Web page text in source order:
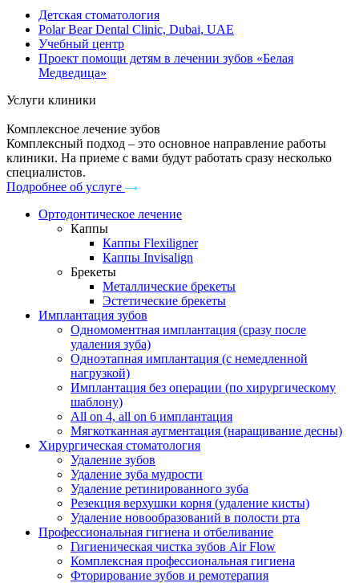
Детская стоматология
Polar Bear Dental Clinic, Dubai, UAE
Учебный центр
Проект помощи детям в лечении зубов «Белая
Медведица»
Услуги клиники
Комплексное лечение зубов
Комплексный подход – это основное направление работы
клиники. На приеме с вами будут работать сразу несколько
специалистов.
Подробнее об услуге
Ортодонтическое лечение
Каппы
Каппы Flexiligner
Каппы Invisalign
Брекеты
Металлические брекеты
Эстетические брекеты
Имплантация зубов
Одномоментная имплантация (сразу после
удаления зуба)
Одноэтапная имплантация (с немедленной
нагрузкой)
Имплантация без операции (по хирургическому
шаблону)
All on 4, all on 6 имплантация
Мягкотканная аугментация (наращивание десны)
Хирургическая стоматология
Удаление зубов
Удаление зуба мудрости
Удаление ретинированного зуба
Резекция верхушки корня (удаление кисты)
Удаление новообразований в полости рта
Профессиональная гигиена и отбеливание
Гигиеническая чистка зубов Air Flow
Комплексная профессиональная гигиена
Фторирование зубов и ремотерапия